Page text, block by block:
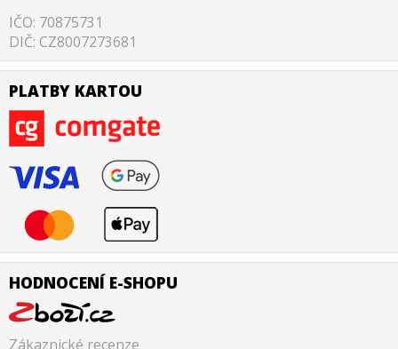
IČO: 70875731
DIČ: CZ8007273681
PLATBY KARTOU
HODNOCENÍ E-SHOPU
Zákaznické recenze